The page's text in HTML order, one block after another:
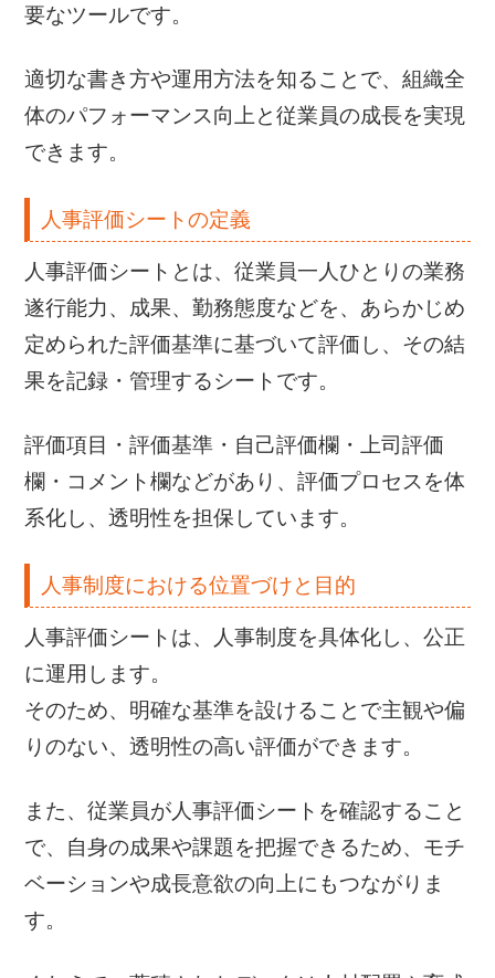
要なツールです。
適切な書き方や運用方法を知ることで、組織全
体のパフォーマンス向上と従業員の成長を実現
できます。
人事評価シートの定義
人事評価シートとは、従業員一人ひとりの業務
遂行能力、成果、勤務態度などを、あらかじめ
定められた評価基準に基づいて評価し、その結
果を記録・管理するシートです。
評価項目・評価基準・自己評価欄・上司評価
欄・コメント欄などがあり、評価プロセスを体
系化し、透明性を担保しています。
人事制度における位置づけと目的
人事評価シートは、人事制度を具体化し、公正
に運用します。
そのため、明確な基準を設けることで主観や偏
りのない、透明性の高い評価ができます。
また、従業員が人事評価シートを確認すること
で、自身の成果や課題を把握できるため、モチ
ベーションや成長意欲の向上にもつながりま
す。